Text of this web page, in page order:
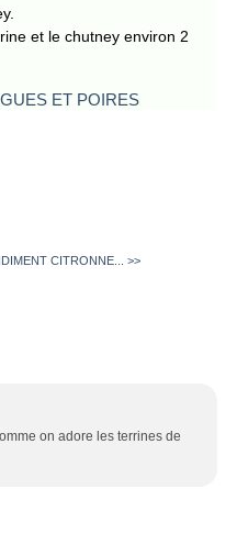
et le chutney environ 2
CITRONNE... >>
on adore les terrines de